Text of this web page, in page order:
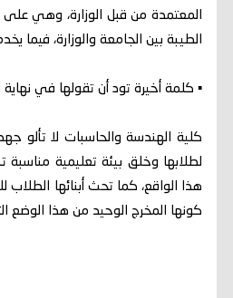
المعتمدة من قبل الوزارة، وهي على
الطيبة بين الجامعة والوزارة، فيما
▪︎ كلمة أخيرة تود أن تقولها في
كلية الهندسة والحاسبات لا تألو
لطلابها وخلق بيئة تعليمية
هذا الواقع، كما تحث أبنائها الطلاب
كونها المخرج الوحيد من هذا الوضع